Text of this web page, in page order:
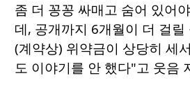
좀 더 꽁꽁 싸매고 숨어 있어
데, 공개까지 6개월이 더 걸
(계약상) 위약금이 상당히 세
도 이야기를 안 했다"고 웃음